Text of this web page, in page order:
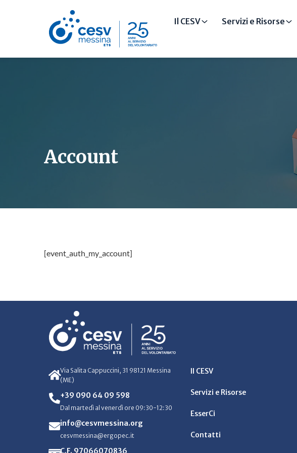
Il CESV Servizi e Risorse
Account
[event_auth_my_account]
Via Salita Cappuccini, 31 98121 Messina
(ME)
+39 090 64 09 598
Dal martedì al venerdì ore 09:30-12:30
info@cesvmessina.org
cesvmessina@ergopec.it
C.F. 97066070836
Il CESV
Servizi e Risorse
EsserCi
Contatti